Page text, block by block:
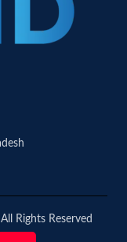
Rights Reserved